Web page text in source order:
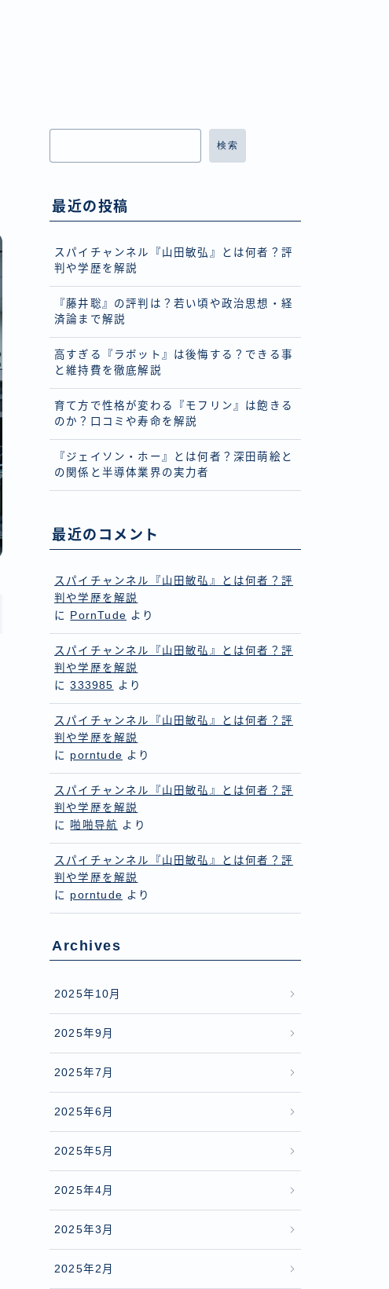
検索
最近の投稿
スパイチャンネル『山田敏弘』とは何者？評
判や学歴を解説
『藤井聡』の評判は？若い頃や政治思想・経
済論まで解説
高すぎる『ラボット』は後悔する？できる事
と維持費を徹底解説
育て方で性格が変わる『モフリン』は飽きる
のか？口コミや寿命を解説
『ジェイソン・ホー』とは何者？深田萌絵と
の関係と半導体業界の実力者
最近のコメント
スパイチャンネル『山田敏弘』とは何者？評
判や学歴を解説
に
PornTude より
スパイチャンネル『山田敏弘』とは何者？評
判や学歴を解説
に333985 より
スパイチャンネル『山田敏弘』とは何者？評
判や学歴を解説
に porntude より
スパイチャンネル『山田敏弘』とは何者？評
判や学歴を解説
に 啪啪导航 より
スパイチャンネル『山田敏弘』とは何者？評
判や学歴を解説
に porntude より
Archives
2025年10月
2025年9月
2025年7月
2025年6月
2025年5月
2025年4月
2025年3月
2025年2月